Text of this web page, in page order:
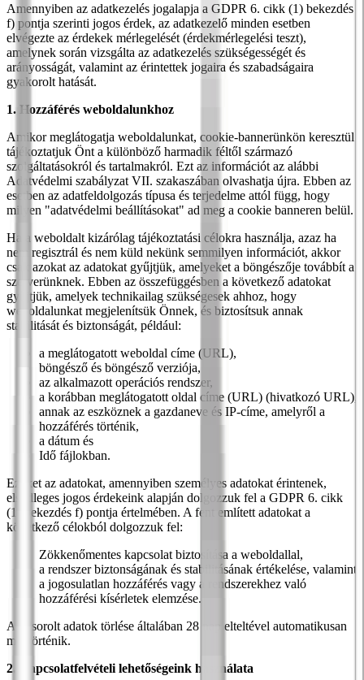
Amennyiben az adatkezelés jogalapja a GDPR 6. cikk (1) bekezdés
f) pontja szerinti jogos érdek, az adatkezelő minden esetben
elvégezte az érdekek mérlegelését (érdekmérlegelési teszt),
amelynek során vizsgálta az adatkezelés szükségességét és
arányosságát, valamint az érintettek jogaira és szabadságaira
gyakorolt hatását.
1. Hozzáférés weboldalunkhoz
Amikor meglátogatja weboldalunkat, cookie-bannerünkön keresztül
tájékoztatjuk Önt a különböző harmadik féltől származó
szolgáltatásokról és tartalmakról. Ezt az információt az alábbi
Adatvédelmi szabályzat VII. szakaszában olvashatja újra. Ebben az
esetben az adatfeldolgozás típusa és terjedelme attól függ, hogy
milyen "adatvédelmi beállításokat" ad meg a cookie banneren belül.
Ha a weboldalt kizárólag tájékoztatási célokra használja, azaz ha
nem regisztrál és nem küld nekünk semmilyen információt, akkor
csak azokat az adatokat gyűjtjük, amelyeket a böngészője továbbít a
szerverünknek. Ebben az összefüggésben a következő adatokat
gyűjtjük, amelyek technikailag szükségesek ahhoz, hogy
weboldalunkat megjelenítsük Önnek, és biztosítsuk annak
stabilitását és biztonságát, például:
a meglátogatott weboldal címe (URL),
böngésző és böngésző verziója,
az alkalmazott operációs rendszer,
a korábban meglátogatott oldal címe (URL) (hivatkozó URL),
annak az eszköznek a gazdaneve és IP-címe, amelyről a
hozzáférés történik,
a dátum és
Idő fájlokban.
Ezeket az adatokat, amennyiben személyes adatokat érintenek,
elsődleges jogos érdekeink alapján dolgozzuk fel a GDPR 6. cikk
(1) bekezdés f) pontja értelmében. A fent említett adatokat a
következő célokból dolgozzuk fel:
Zökkenőmentes kapcsolat biztosítása a weboldallal,
a rendszer biztonságának és stabilitásának értékelése, valamint
a jogosulatlan hozzáférés vagy a rendszerekhez való
hozzáférési kísérletek elemzése.
A felsorolt adatok törlése általában 28 nap elteltével automatikusan
megtörténik.
2. Kapcsolatfelvételi lehetőségeink használata